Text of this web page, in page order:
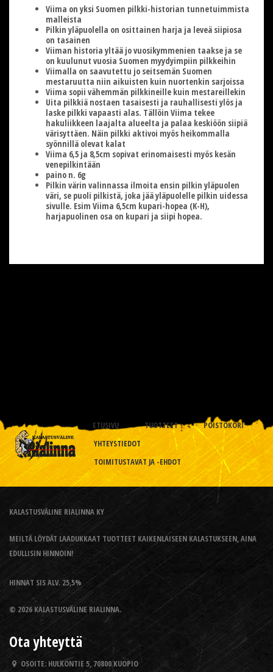
Viima on yksi Suomen pilkki-historian tunnetuimmista
malleista
Pilkin yläpuolella on osittainen harja ja leveä siipiosa
on tasainen
Viiman historia yltää jo vuosikymmenien taakse ja se
on kuulunut vuosia Suomen myydyimpiin pilkkeihin
Viimalla on saavutettu jo seitsemän Suomen
mestaruutta niin aikuisten kuin nuortenkin sarjoissa
Viima sopii vähemmän pilkkineille kuin mestareillekin
Uita pilkkiä nostaen tasaisesti ja rauhallisesti ylös ja
laske pilkki vapaasti alas. Tällöin Viima tekee
hakuliikkeen laajalta alueelta ja palaa keskiöön siipiä
värisyttäen. Näin pilkki aktivoi myös heikommalla
syönnillä olevat kalat
Viima 6,5 ja 8,5cm sopivat erinomaisesti myös kesän
venepilkintään
paino n. 6g
Pilkin värin valinnassa ilmoita ensin pilkin yläpuolen
väri, se puoli pilkistä, joka jää yläpuolelle pilkin uidessa
sivulle. Esim Viima 6,5cm kupari-hopea (K-H),
harjapuolinen osa on kupari ja siipi hopea.
ETUSIVU TUOTTEET
POISTOKORI
YHTEYSTIEDOT
TOIMITUSTAVAT JA -EHDOT
KALASTUSVÄLINE RIALINNA KY
MEILTÄ LÖYDÄT LAADUKKAAT TUOTTEET KAIKENLAISEEN KALASTUKSEEN, AINA
EDULLISIN HINNOIN!
HINNAT SIS ALV. 25,5%
© 2026 KALASTUSVÄLINE RIALINNA.
Ota yhteyttä
OSOITE: HULKONTIE 5, 70800 KUOPIO